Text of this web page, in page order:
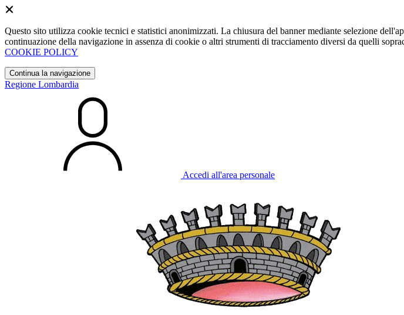
Questo sito utilizza cookie tecnici e statistici anonimizzati. La chiusura del banner mediante selezione
continuazione della navigazione in assenza di cookie o altri strumenti di tracciamento diversi da quelli
COOKIE POLICY
Continua la navigazione
Regione Lombardia
Accedi all'area personale